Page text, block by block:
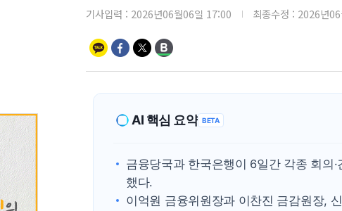
기사입력 : 2026년06월06일 17:00 최종수정 : 2026년
AI 핵심 요약 BETA
금융당국과 한국은행이 6일간 각종 회의
했다.
이억원 금융위원장과 이찬진 금감원장,